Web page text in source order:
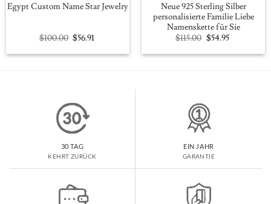
Egypt Custom Name Star Jewelry
$100.00 Original
price
was:
$56.91Current
is:
Neue 925 Sterling Silber
personalisierte Familie Liebe
Namenskette für Sie
$115.00 Original
price
was:
$54.95Current
is:
30 TAG
KEHRT ZURÜCK
EIN JAHR
GARANTIE